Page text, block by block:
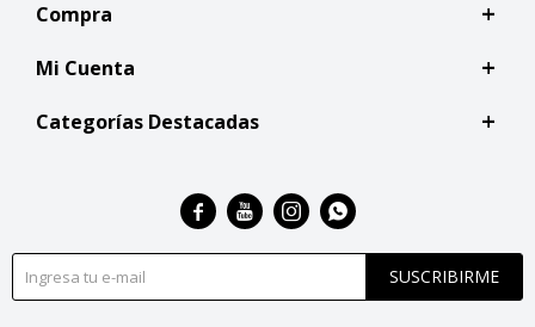
Compra
Mi Cuenta
Categorías Destacadas
SUSCRIBIRME
   